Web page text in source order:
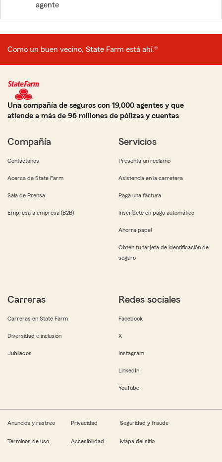
agente
Como un buen vecino, State Farm está ahí.®
Una compañía de seguros con 19,000 agentes y que
atiende a más de 96 millones de pólizas y cuentas
Compañía
Contáctanos
Acerca de State Farm
Sala de Prensa
Empresa a empresa (B2B)
Servicios
Presenta un reclamo
Asistencia en la carretera
Paga una factura
Inscríbete en pago automático
Ahorra papel
Obtén tu tarjeta de identificación de
seguro
Carreras
Carreras en State Farm
Diversidad e inclusión
Jubilados
Redes sociales
Facebook
X
Instagram
LinkedIn
YouTube
Anuncios y rastreo Privacidad Seguridad y fraude
Términos de uso Accesibilidad Mapa del sitio